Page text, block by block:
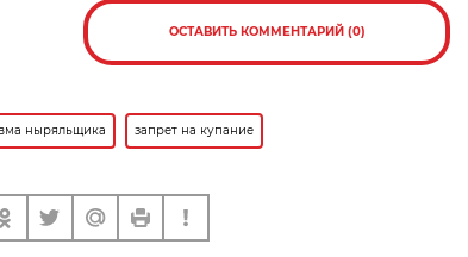
ОСТАВИТЬ КОММЕНТАРИЙ (0)
ныряльщика запрет на купание